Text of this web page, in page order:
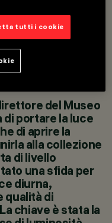
del Museo
di portare la luce
di aprire la
alla collezione
di livello
una sfida per
diurna,
qualità di
chiave è stata la
tutti i cookie